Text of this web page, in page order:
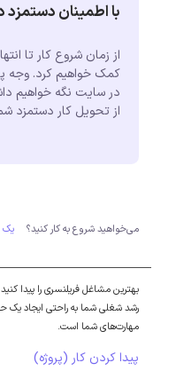
با اطمینان دستمزد
از زمان شروع کار تا
کمک خواهیم کرد. وجه
در سایت نگه خواهیم
از تحویل کار دستمزد
می‌خواهید شروع به کار کنید؟ یک
بهترین مشاغل فریلنسری را پیدا کنید
رشد شغلی شما به راحتی ایجاد یک
مهارت‌های شما است.
پیدا کردن کار (پروژه)